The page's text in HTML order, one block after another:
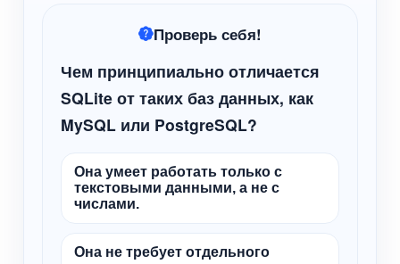
Проверь себя!
Чем принципиально отличается
SQLite от таких баз данных, как
MySQL или PostgreSQL?
Она умеет работать только с
текстовыми данными, а не с
числами.
Она не требует отдельного